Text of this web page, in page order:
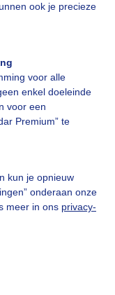
ook je precieze
voor alle
enkel doeleinde
voor een
Premium” te
kun je opnieuw
onderaan onze
meer in ons privacy-